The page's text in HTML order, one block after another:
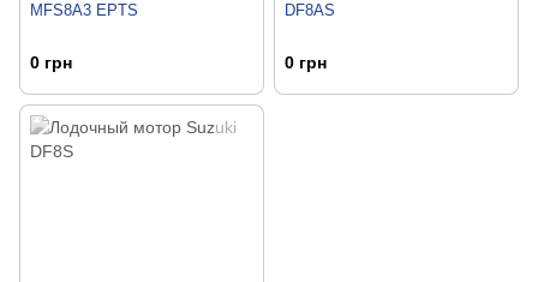
MFS8A3 EPTS
0 грн
DF8AS
0 грн